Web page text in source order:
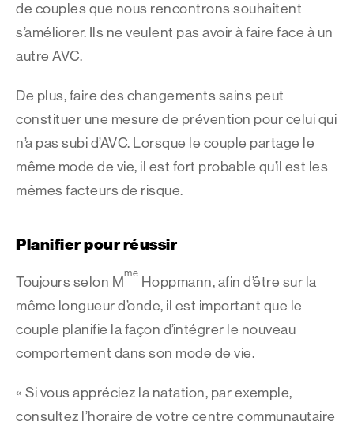
de couples que nous rencontrons souhaitent
s’améliorer. Ils ne veulent pas avoir à faire face à un
autre AVC.
De plus, faire des changements sains peut
constituer une mesure de prévention pour celui qui
n’a pas subi d’AVC. Lorsque le couple partage le
même mode de vie, il est fort probable qu’il est les
mêmes facteurs de risque.
Planifier pour réussir
Toujours selon M
me
Hoppmann, afin d’être sur la
même longueur d’onde, il est important que le
couple planifie la façon d’intégrer le nouveau
comportement dans son mode de vie.
« Si vous appréciez la natation, par exemple,
consultez l’horaire de votre centre communautaire